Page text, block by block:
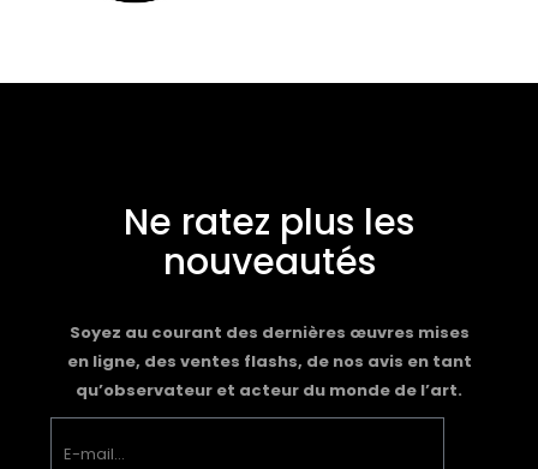
Ne ratez plus les
nouveautés
Soyez au courant des dernières œuvres mises
en ligne, des ventes flashs, de nos avis en tant
qu’observateur et acteur du monde de l’art.